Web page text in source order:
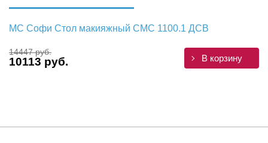
МС Софи Стол макияжный СМС 1100.1 ДСВ
14447 руб.
10113 руб. В корзину